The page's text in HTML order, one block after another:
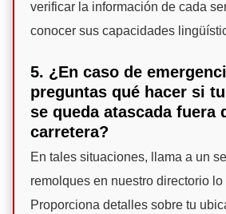
verificar la información de cada
conocer sus capacidades
5. ¿En caso de
preguntas qué hacer si
se queda atascada fuera
carretera?
En tales situaciones, llama a un
remolques en nuestro directorio
Proporciona detalles sobre tu